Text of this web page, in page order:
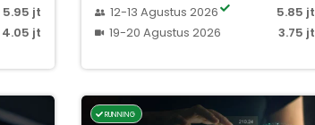
5.95 jt
4.05 jt
12-13 Agustus 2026
5.85 jt
19-20 Agustus 2026
3.75 jt
RUNNING